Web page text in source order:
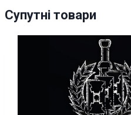
Супутні товари